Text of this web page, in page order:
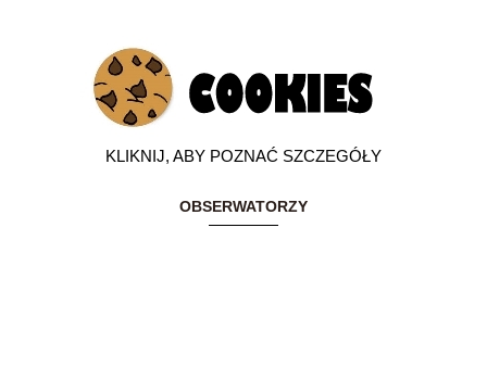
KLIKNIJ, ABY POZNAĆ SZCZEGÓŁY
OBSERWATORZY